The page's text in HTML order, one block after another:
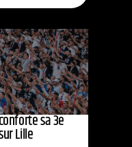
sa 3e
Lille